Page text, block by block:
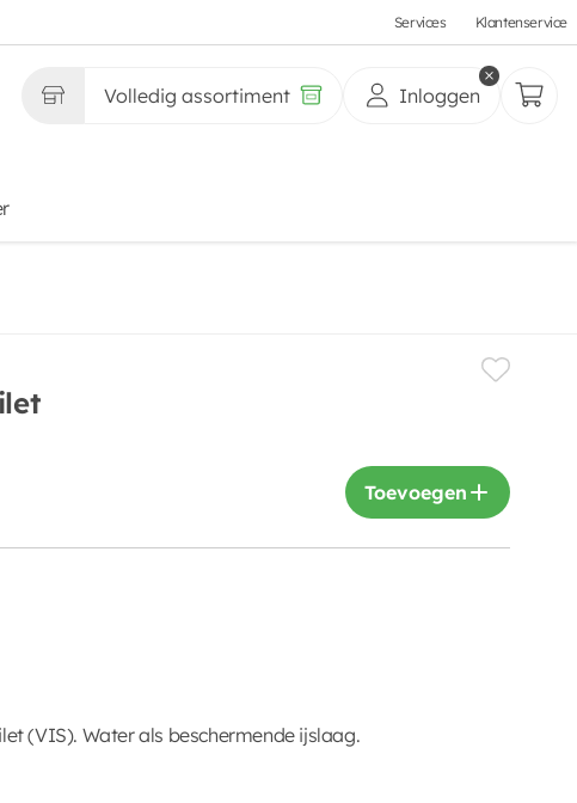
Services Klantenservice
Volledig assortiment Inloggen
Toevoegen
(VIS). Water als beschermende ijslaag.